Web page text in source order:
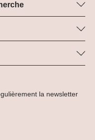
tous les Programmes
sur les projets de
le FNS.
la newsletter